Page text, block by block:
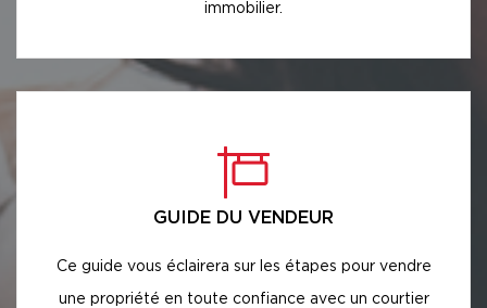
immobilier.
GUIDE DU VENDEUR
Ce guide vous éclairera sur les étapes pour vendre
une propriété en toute confiance avec un courtier